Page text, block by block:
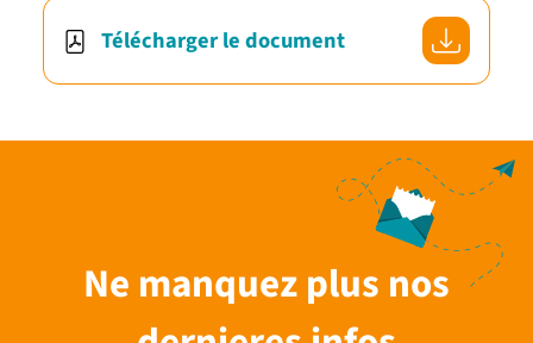
Télécharger le document
Ne manquez plus nos